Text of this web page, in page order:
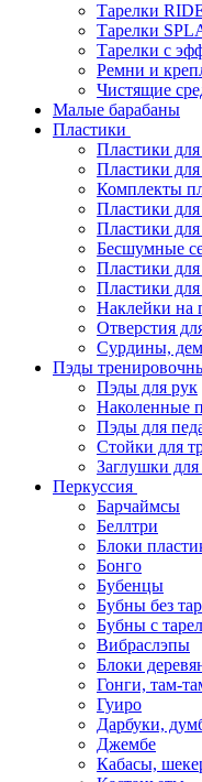
Тарелки
Тарелки
Тарелки с
Ремни и
Чистящие
Малые барабаны
Пластики
Пластики для
Пластики
Комплекты
Пластики для
Пластики
Бесшумные
Пластики
Пластики
Наклейки на
Отверстия
Сурдины,
Пэды
Пэды для рук
Наколенные
Пэды для
Стойки для
Заглушки для
Перкуссия
Барчаймсы
Беллтри
Блоки
Бонго
Бубенцы
Бубны без
Бубны с
Вибраслэпы
Блоки
Гонги, там-
Гуиро
Дарбуки,
Джембе
Кабасы,